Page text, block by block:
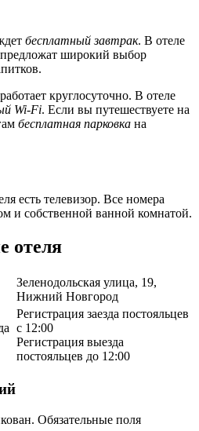
бесплатный завтрак. В отеле
предложат широкий выбор
круглосуточно. В отеле
Wi-Fi. Если вы путешествуете на
бесплатная парковка на
есть телевизор. Все номера
и собственной ванной комнатой.
отеля
Зеленодольская улица, 19,
Нижний Новгород
Регистрация заезда постояльцев
с 12:00
Регистрация выезда
постояльцев до 12:00
Обязательные поля